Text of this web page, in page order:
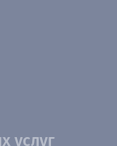
услуг